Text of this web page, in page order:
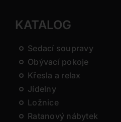
KATALOG
Sedací soupravy
Obývací pokoje
Křesla a relax
Jídelny
Ložnice
Ratanový nábytek